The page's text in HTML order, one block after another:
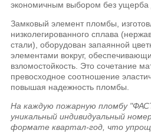
экономичным выбором без ущерба
Замковый элемент пломбы,
низколегированного сплава
стали), оборудован запаянной
элементами вокруг,
взломостойкость. Это сочетание
превосходное соотношение
повышая надежность пломбы.
На каждую пожарную пломбу
уникальный индивидуальный
формате квартал-год, что